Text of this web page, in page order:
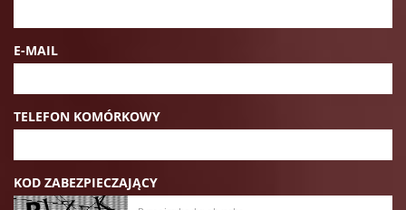
E-MAIL
TELEFON KOMÓRKOWY
KOD ZABEZPIECZAJĄCY